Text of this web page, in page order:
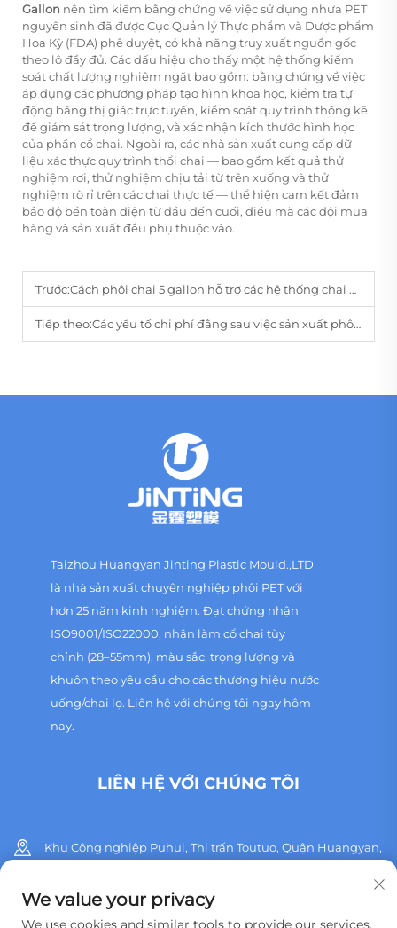
Gallon nên tìm kiếm bằng chứng về việc sử dụng nhựa PET
nguyên sinh đã được Cục Quản lý Thực phẩm và Dược phẩm
Hoa Kỳ (FDA) phê duyệt, có khả năng truy xuất nguồn gốc
theo lô đầy đủ. Các dấu hiệu cho thấy một hệ thống kiểm
soát chất lượng nghiêm ngặt bao gồm: bằng chứng về việc
áp dụng các phương pháp tạo hình khoa học, kiểm tra tự
động bằng thị giác trực tuyến, kiểm soát quy trình thống kê
để giám sát trọng lượng, và xác nhận kích thước hình học
của phần cổ chai. Ngoài ra, các nhà sản xuất cung cấp dữ
liệu xác thực quy trình thổi chai — bao gồm kết quả thử
nghiệm rơi, thử nghiệm chịu tải từ trên xuống và thử
nghiệm rò rỉ trên các chai thực tế — thể hiện cam kết đảm
bảo độ bền toàn diện từ đầu đến cuối, điều mà các đội mua
hàng và sản xuất đều phụ thuộc vào.
Trước:Cách phôi chai 5 gallon hỗ trợ các hệ thống chai nước tái sử dụng
Tiếp theo:Các yếu tố chi phí đằng sau việc sản xuất phôi chai 5 gallon
Taizhou Huangyan Jinting Plastic Mould.,LTD
là nhà sản xuất chuyên nghiệp phôi PET với
hơn 25 năm kinh nghiệm. Đạt chứng nhận
ISO9001/ISO22000, nhận làm cổ chai tùy
chỉnh (28–55mm), màu sắc, trọng lượng và
khuôn theo yêu cầu cho các thương hiệu nước
uống/chai lọ. Liên hệ với chúng tôi ngay hôm
nay.
LIÊN HỆ VỚI CHÚNG TÔI
Khu Công nghiệp Puhui, Thị trấn Toutuo, Quận Huangyan,
+86 13515760932
We value your privacy
We use cookies and similar tools to provide our services.